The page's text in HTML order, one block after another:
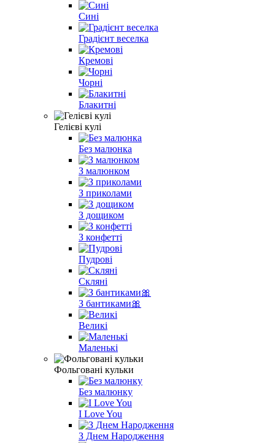
Сині
Градієнт веселка
Кремові
Чорні
Блакитні
Гелієві кулі
Без малюнка
З малюнком
З приколами
З дощиком
З конфетті
Пудрові
Скляні
З бантиками🎀
Великі
Маленькі
Фольговані кульки
Без малюнку
I Love You
З Днем Народження